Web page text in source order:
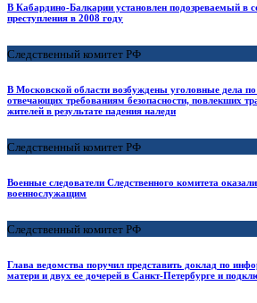
В Кабардино-Балкарии установлен подозреваемый в
преступления в 2008 году
Следственный комитет РФ
В Московской области возбуждены уголовные дела
отвечающих требованиям безопасности, повлекших
жителей в результате падения наледи
Следственный комитет РФ
Военные следователи Следственного комитета
военнослужащим
Следственный комитет РФ
Глава ведомства поручил представить доклад по
матери и двух ее дочерей в Санкт-Петербурге и